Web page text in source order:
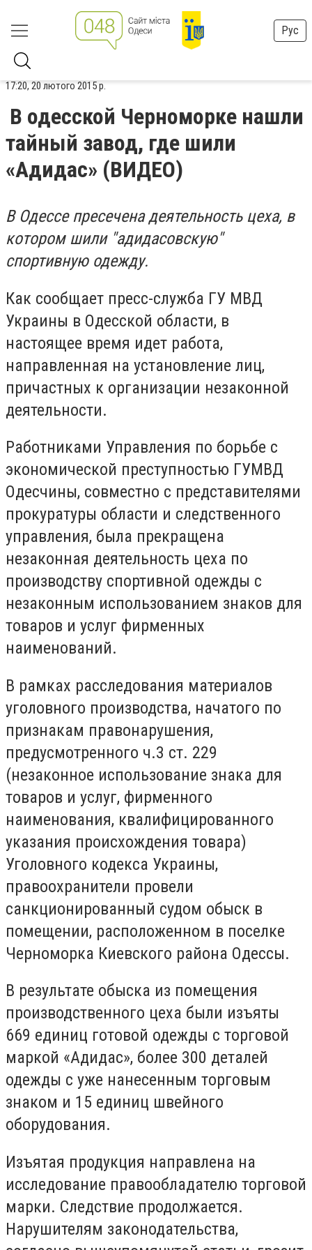
Рус
17:20, 20 лютого 2015 р.
В одесской Черноморке нашли
тайный завод, где шили
«Адидас» (ВИДЕО)
В Одессе пресечена деятельность цеха, в
котором шили "адидасовскую"
спортивную одежду.
Как сообщает пресс-служба ГУ МВД
Украины в Одесской области, в
настоящее время идет работа,
направленная на установление лиц,
причастных к организации незаконной
деятельности.
Работниками Управления по борьбе с
экономической преступностью ГУМВД
Одесчины, совместно с представителями
прокуратуры области и следственного
управления, была прекращена
незаконная деятельность цеха по
производству спортивной одежды с
незаконным использованием знаков для
товаров и услуг фирменных
наименований.
В рамках расследования материалов
уголовного производства, начатого по
признакам правонарушения,
предусмотренного ч.3 ст. 229
(незаконное использование знака для
товаров и услуг, фирменного
наименования, квалифицированного
указания происхождения товара)
Уголовного кодекса Украины,
правоохранители провели
санкционированный судом обыск в
помещении, расположенном в поселке
Черноморка Киевского района Одессы.
В результате обыска из помещения
производственного цеха были изъяты
669 единиц готовой одежды с торговой
маркой «Адидас», более 300 деталей
одежды с уже нанесенным торговым
знаком и 15 единиц швейного
оборудования.
Изъятая продукция направлена на
исследование правообладателю торговой
марки. Следствие продолжается.
Нарушителям законодательства,